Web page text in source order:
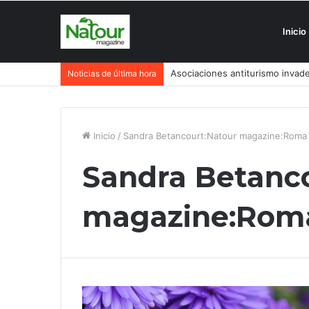
Inicio
Noticias de última hora Asociaciones antiturismo
Inicio / Sandra Betancourt:Natour magazine:Roma
Sandra